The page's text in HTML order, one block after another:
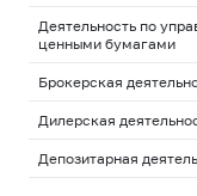
Деятельность по
ценными бумагами
Брокерская
Дилерская
Депозитарная